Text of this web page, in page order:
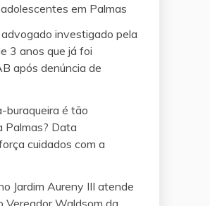
em Palmas
investigado pela
3 anos que já foi
após denúncia de
buraqueira é tão
Palmas? Data
cuidados com a
Jardim Aureny III atende